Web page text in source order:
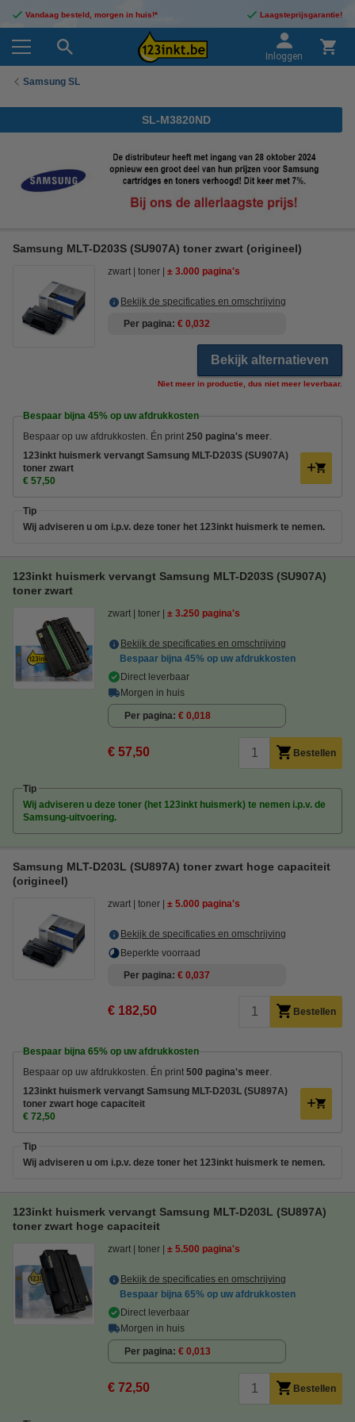
Vandaag besteld, morgen in huis!* Laagsteprijsgarantie!
Inloggen
Samsung SL
SL-M3820ND
Samsung MLT-D203S (SU907A) toner zwart (origineel)
zwart toner ± 3.000 pagina's
Bekijk de specificaties en omschrijving
Per pagina € 0,032
Bekijk alternatieven
Niet meer in productie, dus niet meer leverbaar.
Bespaar bijna 45% op uw afdrukkosten
Bespaar op uw afdrukkosten. Én print 250 pagina's meer.
123inkt huismerk vervangt Samsung MLT-D203S (SU907A)
toner zwart
€ 57,50
Tip
Wij adviseren u om i.p.v. deze toner het 123inkt huismerk te nemen.
123inkt huismerk vervangt Samsung MLT-D203S (SU907A)
toner zwart
zwart toner ± 3.250 pagina's
Bekijk de specificaties en omschrijving
Bespaar bijna 45% op uw afdrukkosten
Direct leverbaar
Morgen in huis
Per pagina € 0,018
€ 57,50 Bestellen
Tip
Wij adviseren u deze toner (het 123inkt huismerk) te nemen i.p.v. de
Samsung-uitvoering.
Samsung MLT-D203L (SU897A) toner zwart hoge capaciteit
(origineel)
zwart toner ± 5.000 pagina's
Bekijk de specificaties en omschrijving
Beperkte voorraad
Per pagina € 0,037
€ 182,50 Bestellen
Bespaar bijna 65% op uw afdrukkosten
Bespaar op uw afdrukkosten. Én print 500 pagina's meer.
123inkt huismerk vervangt Samsung MLT-D203L (SU897A)
toner zwart hoge capaciteit
€ 72,50
Tip
Wij adviseren u om i.p.v. deze toner het 123inkt huismerk te nemen.
123inkt huismerk vervangt Samsung MLT-D203L (SU897A)
toner zwart hoge capaciteit
zwart toner ± 5.500 pagina's
Bekijk de specificaties en omschrijving
Bespaar bijna 65% op uw afdrukkosten
Direct leverbaar
Morgen in huis
Per pagina € 0,013
€ 72,50 Bestellen